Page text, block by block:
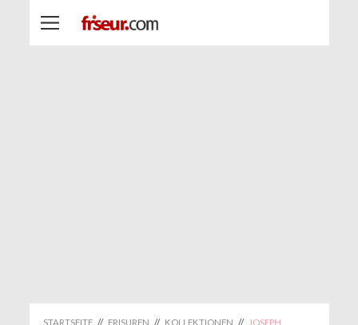
STARTSEITE // FRISUREN // KOLLEKTIONEN // JOSEPH